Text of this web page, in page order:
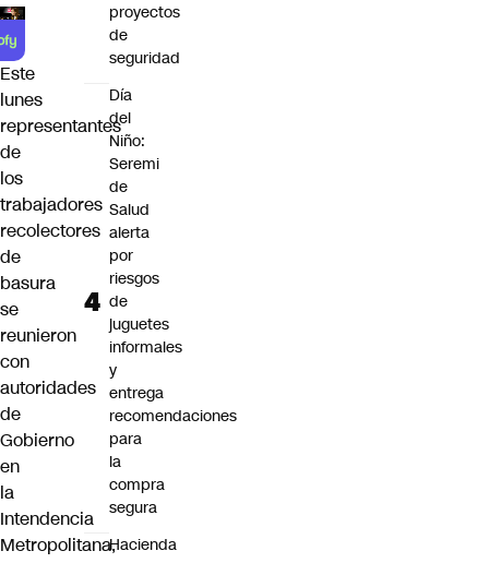
Este
lunes
representantes
de
los
trabajadores
recolectores
de
basura
se
reunieron
con
autoridades
de
Gobierno
en
la
Intendencia
Metropolitana,
proyectos
de
seguridad
Día
del
Niño:
Seremi
de
Salud
alerta
por
riesgos
de
juguetes
informales
y
entrega
recomendaciones
para
la
compra
segura
Hacienda